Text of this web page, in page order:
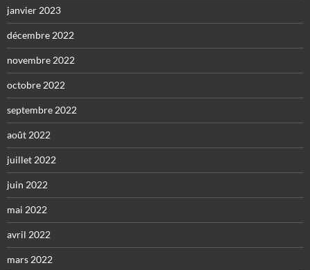
janvier 2023
décembre 2022
novembre 2022
octobre 2022
septembre 2022
août 2022
juillet 2022
juin 2022
mai 2022
avril 2022
mars 2022